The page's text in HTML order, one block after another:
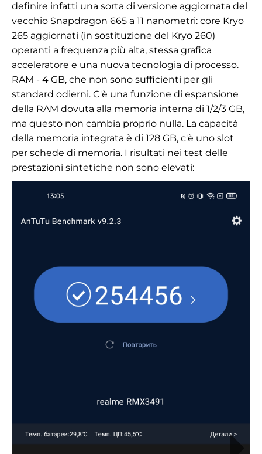
definire infatti una sorta di versione aggiornata del
vecchio Snapdragon 665 a 11 nanometri: core Kryo
265 aggiornati (in sostituzione del Kryo 260)
operanti a frequenza più alta, stessa grafica
acceleratore e una nuova tecnologia di processo.
RAM - 4 GB, che non sono sufficienti per gli
standard odierni. C'è una funzione di espansione
della RAM dovuta alla memoria interna di 1/2/3 GB,
ma questo non cambia proprio nulla. La capacità
della memoria integrata è di 128 GB, c'è uno slot
per schede di memoria. I risultati nei test delle
prestazioni sintetiche non sono elevati: